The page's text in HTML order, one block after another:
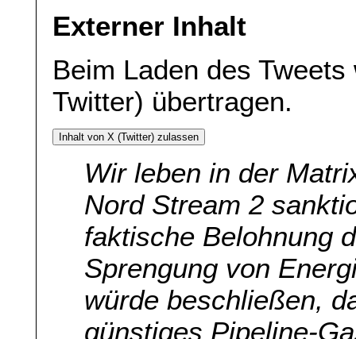
Externer Inhalt
Beim Laden des
Twitter) übertragen.
Inhalt von X (Twitter) zulassen
Wir leben in der
Nord Stream 2
faktische Belohnung
Sprengung von
würde beschließen,
günstiges Pipeline-